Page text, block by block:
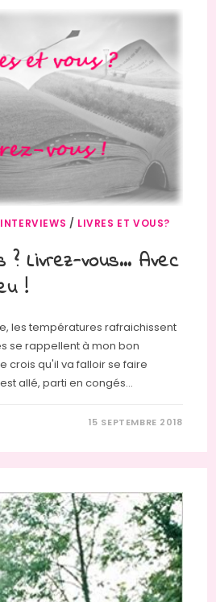
INTERVIEWS / LIVRES ET VOUS?
? Livrez-vous… Avec
!
les températures rafraichissent
se rappellent à mon bon
crois qu'il va falloir se faire
allé, parti en congés…
15 SEPTEMBRE 2018